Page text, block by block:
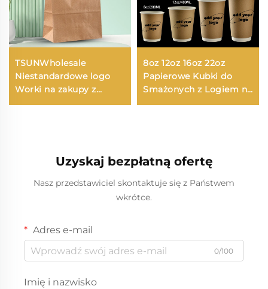
TSUNWholesale
Niestandardowe logo
Worki na zakupy z
papieru Kraft do
8oz 12oz 16oz 22oz
Papierowe Kubki do
Smażonych z Logiem na
Zamówienie w Wersji
Uzyskaj bezpłatną ofertę
Nasz przedstawiciel skontaktuje się z Państwem
wkrótce.
Adres e-mail
0/100
Imię i nazwisko